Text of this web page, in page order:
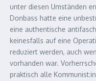
unter diesen Umständen
Donbass hatte eine
eine authentische
keinesfalls auf eine
reduziert werden, auch
vorhanden war.
praktisch alle